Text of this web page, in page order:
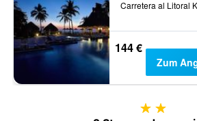
144 €
Zum
2 Sterne